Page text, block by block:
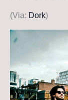
(Via: Dork)